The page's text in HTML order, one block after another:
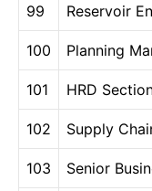
99 Reservoir
100 Planning
101 HRD
102 Supply
103 Senior